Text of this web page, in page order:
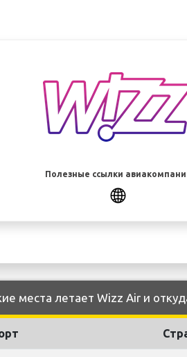
Полезные ссылки
места летает Wizz Air и